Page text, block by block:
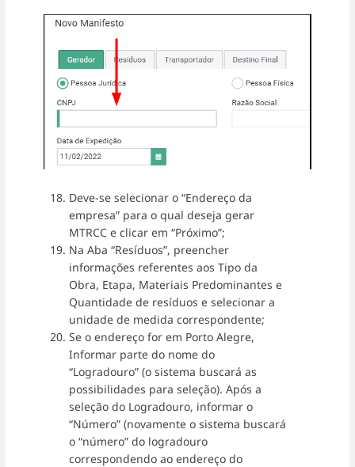
Deve-se selecionar o “Endereço da
empresa” para o qual deseja gerar
MTRCC e clicar em “Próximo”;
Na Aba “Resíduos”, preencher
informações referentes aos Tipo da
Obra, Etapa, Materiais Predominantes e
Quantidade de resíduos e selecionar a
unidade de medida correspondente;
Se o endereço for em Porto Alegre,
Informar parte do nome do
“Logradouro” (o sistema buscará as
possibilidades para seleção). Após a
seleção do Logradouro, informar o
“Número” (novamente o sistema buscará
o “número” do logradouro
correspondendo ao endereço do